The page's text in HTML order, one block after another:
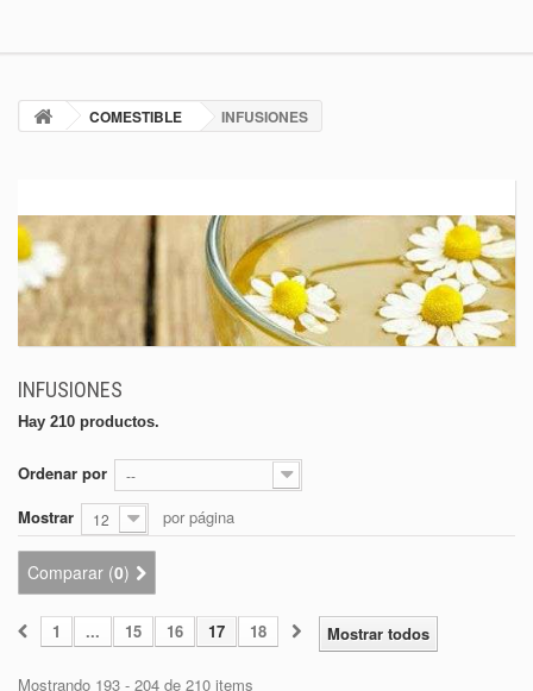
COMESTIBLE INFUSIONES
INFUSIONES
Hay 210 productos.
Ordenar por --
Mostrar 12 por página
Comparar (0)
Mostrar todos
1 ... 15 16 17 18
Mostrando 193 - 204 de 210 items